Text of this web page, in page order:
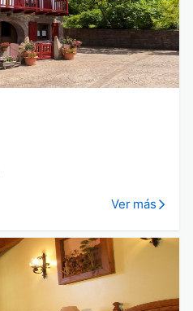
Ver más